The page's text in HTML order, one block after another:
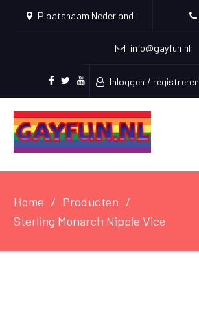
Plaatsnaam Nederland
info@gayfun.nl
Facebook
TwitterYoutube
Inloggen / registreren
Home
Producten
Sterling Monarch Nipple Vice